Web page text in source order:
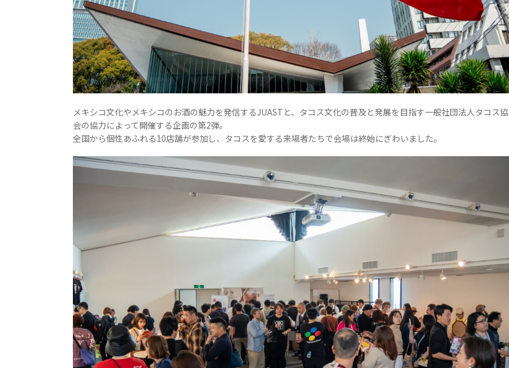
メキシコ文化やメキシコのお酒の魅力を発信するJUASTと、タコス文化の普及と発展を目指す一般社団法人タコス協
会の協力によって開催する企画の第2弾。
全国から個性あふれる10店舗が参加し、タコスを愛する来場者たちで会場は終始にぎわいました。